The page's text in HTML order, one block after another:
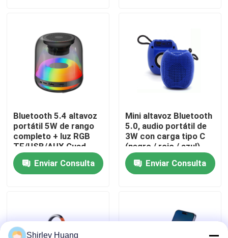
Recorrido por la fábrica
Control de calidad
Noticias
Casos de trabajo
Teclado y ratón atados con alambre de ordenador
Bluetooth 5.4 altavoz
portátil 5W de rango
completo + luz RGB
TF/USB/AUX Cuad-
modo
Enviar Consulta
Mini altavoz Bluetooth
5.0, audio portátil de
3W con carga tipo C
(negro / rojo / azul)
Enviar Consulta
Shirley Huang